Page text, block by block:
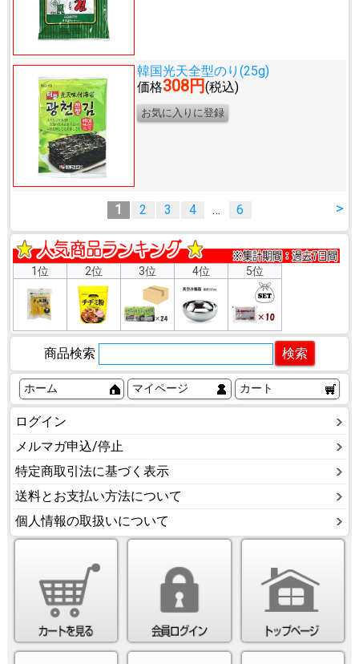
韓国光天全型のり(25g)
価格308円(税込)
>
1 2 3 4 … 6
1位 2位 3位 4位 5位
商品検索
ホーム マイページ カート
ログイン
メルマガ申込/停止
特定商取引法に基づく表示
送料とお支払い方法について
個人情報の取扱いについて